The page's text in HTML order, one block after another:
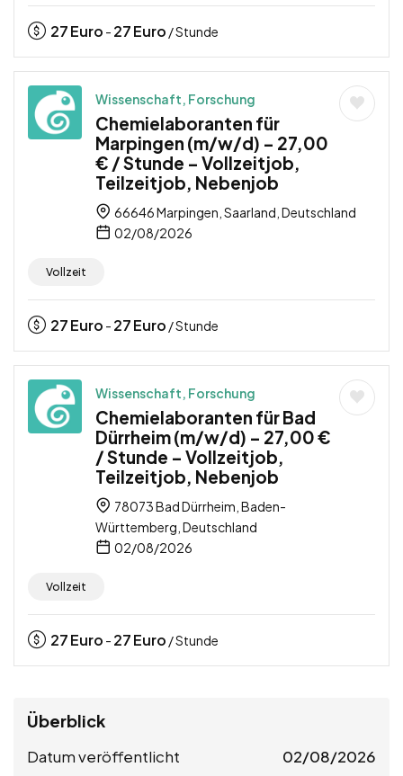
27Euro - 27Euro / Stunde
Wissenschaft, Forschung
Chemielaboranten für
Marpingen (m/w/d) – 27,00
€ / Stunde – Vollzeitjob,
Teilzeitjob, Nebenjob
66646 Marpingen, Saarland, Deutschland
02/08/2026
Vollzeit
27Euro - 27Euro / Stunde
Wissenschaft, Forschung
Chemielaboranten für Bad
Dürrheim (m/w/d) – 27,00 €
/ Stunde – Vollzeitjob,
Teilzeitjob, Nebenjob
78073 Bad Dürrheim, Baden-
Württemberg, Deutschland
02/08/2026
Vollzeit
27Euro - 27Euro / Stunde
Überblick
Datum veröffentlicht 02/08/2026